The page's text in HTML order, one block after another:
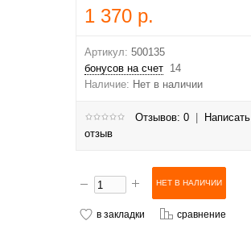
1 370 р.
Артикул: 500135
бонусов на счет 14
Наличие: Нет в наличии
Отзывов: 0
Написать
отзыв
в закладки сравнение